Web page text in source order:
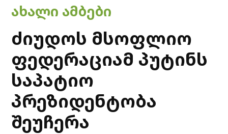
POSTED
IN
ᲐᲮᲐᲚᲘ ᲐᲛᲑᲔᲑᲘ
ძიუდოს მსოფლიო
ფედერაციამ პუტინს
საპატიო
პრეზიდენტობა
შეუჩერა